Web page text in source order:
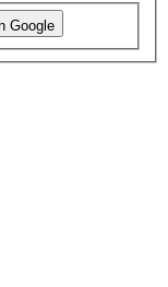
Google